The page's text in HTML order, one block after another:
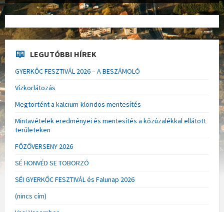
LEGUTÓBBI HÍREK
GYERKŐC FESZTIVÁL 2026 – A BESZÁMOLÓ
Vízkorlátozás
Megtörtént a kalcium-kloridos mentesítés
Mintavételek eredményei és mentesítés a kőzúzalékkal ellátott
területeken
FŐZŐVERSENY 2026
SÉ HONVÉD SE TOBORZÓ
SÉI GYERKŐC FESZTIVÁL és Falunap 2026
(nincs cím)